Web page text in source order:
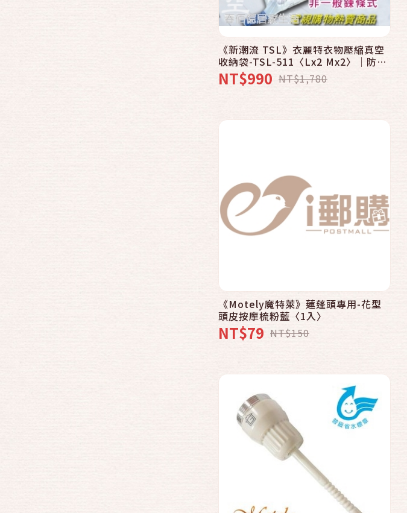
《新潮流 TSL》衣麗特衣物壓縮真空
收納袋-TSL-511〈Lx2 Mx2〉│防塵
│防霉│防螨│防褪色
NT$990 NT$1,780
快速結帳
加入購物車
《Motely魔特萊》蓮蓬頭專用-花型
頭皮按摩梳粉藍〈1入〉
NT$79 NT$150
加入購物車